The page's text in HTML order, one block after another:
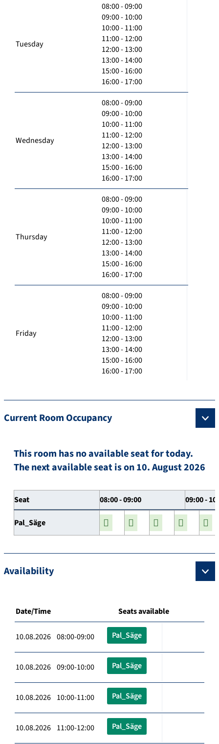
Tuesday
08:00 - 09:00
09:00 - 10:00
10:00 - 11:00
11:00 - 12:00
12:00 - 13:00
13:00 - 14:00
15:00 - 16:00
16:00 - 17:00
Wednesday
08:00 - 09:00
09:00 - 10:00
10:00 - 11:00
11:00 - 12:00
12:00 - 13:00
13:00 - 14:00
15:00 - 16:00
16:00 - 17:00
Thursday
08:00 - 09:00
09:00 - 10:00
10:00 - 11:00
11:00 - 12:00
12:00 - 13:00
13:00 - 14:00
15:00 - 16:00
16:00 - 17:00
Friday
08:00 - 09:00
09:00 - 10:00
10:00 - 11:00
11:00 - 12:00
12:00 - 13:00
13:00 - 14:00
15:00 - 16:00
16:00 - 17:00
Current Room Occupancy
This room has no available seat for today.
The next available seat is on 10. August 2026
Seat 08:00 - 09:00 09:00 -
Pal_Säge
Availability
Date/Time Seats available
10.08.2026 08:00-09:00 Pal_Säge
10.08.2026 09:00-10:00 Pal_Säge
10.08.2026 10:00-11:00 Pal_Säge
10.08.2026 11:00-12:00 Pal_Säge